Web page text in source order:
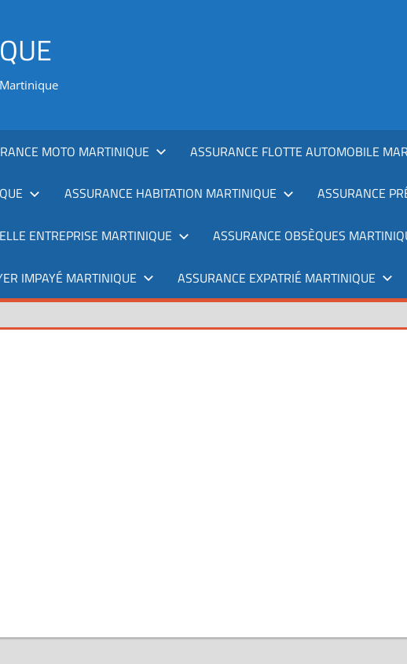
MOTO MARTINIQUE ASSURANCE FLOTTE AUTOMOBILE
ASSURANCE HABITATION MARTINIQUE ASSURANCE
ENTREPRISE MARTINIQUE ASSURANCE OBSÈQUES
IMPAYÉ MARTINIQUE ASSURANCE EXPATRIÉ MARTINIQUE